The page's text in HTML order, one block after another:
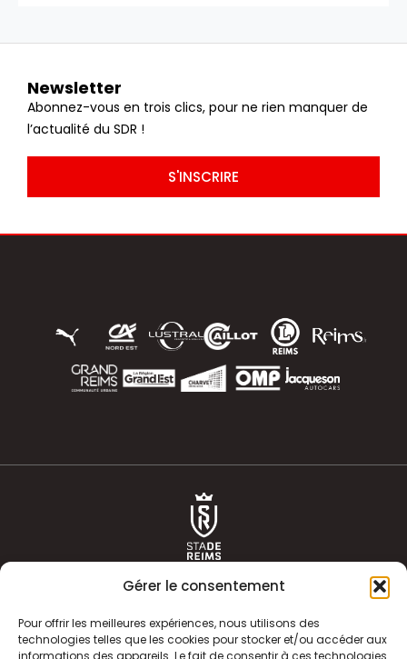
Gérer le consentement
Pour offrir les meilleures expériences, nous utilisons des
technologies telles que les cookies pour stocker et/ou accéder aux
informations des appareils. Le fait de consentir à ces technologies
Newsletter
Abonnez-vous en trois clics, pour ne rien manquer de
l’actualité du SDR !
S'INSCRIRE